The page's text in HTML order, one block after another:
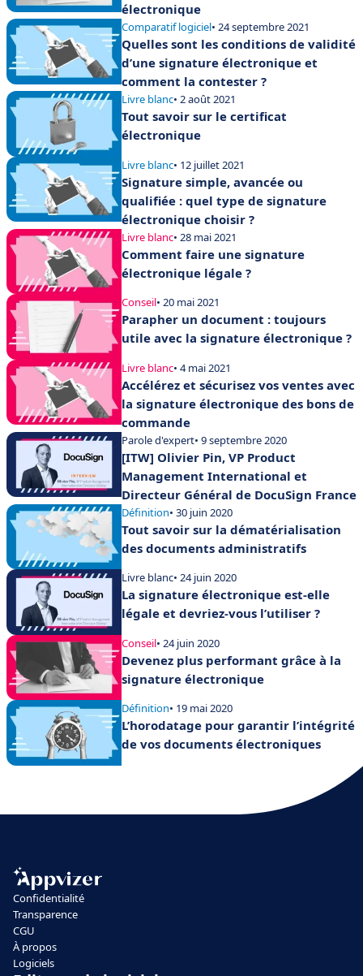
électronique
Comparatif logiciel• 24 septembre 2021
Quelles sont les conditions de validité
d’une signature électronique et
comment la contester ?
Livre blanc• 2 août 2021
Tout savoir sur le certificat
électronique
Livre blanc• 12 juillet 2021
Signature simple, avancée ou
qualifiée : quel type de signature
électronique choisir ?
Livre blanc• 28 mai 2021
Comment faire une signature
électronique légale ?
Conseil• 20 mai 2021
Parapher un document : toujours
utile avec la signature électronique ?
Livre blanc• 4 mai 2021
Accélérez et sécurisez vos ventes avec
la signature électronique des bons de
commande
Parole d'expert• 9 septembre 2020
[ITW] Olivier Pin, VP Product
Management International et
Directeur Général de DocuSign France
Définition• 30 juin 2020
Tout savoir sur la dématérialisation
des documents administratifs
Livre blanc• 24 juin 2020
La signature électronique est-elle
légale et devriez-vous l’utiliser ?
Conseil• 24 juin 2020
Devenez plus performant grâce à la
signature électronique
Définition• 19 mai 2020
L’horodatage pour garantir l’intégrité
de vos documents électroniques
Confidentialité
Transparence
CGU
À propos
Logiciels